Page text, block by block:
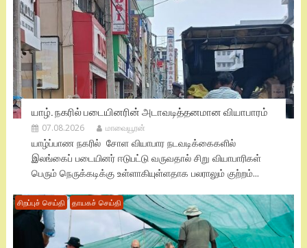
யாழ். நகரில் படையினரின் அடாவடித்தனமான வியாபாரம்
07.08.2026 மாவையூரன்
யாழ்ப்பாண நகரில் சோள வியாபார நடவடிக்கைகளில்
இலங்கைப் படையினர் ஈடுபட்டு வருவதால் சிறு வியாபாரிகள்
பெரும் நெருக்கடிக்கு உள்ளாகியுள்ளதாக பலராலும் குற்றம்...
சிறப்புச் செய்தி தாயகச் செய்தி